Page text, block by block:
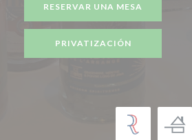
RESERVAR UNA MESA
PRIVATIZACIÓN